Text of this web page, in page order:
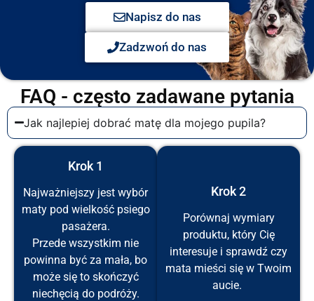
Napisz do nas
Zadzwoń do nas
FAQ - często zadawane pytania
Jak najlepiej dobrać matę dla mojego pupila?
Krok 1
Najważniejszy jest wybór
maty pod wielkość psiego
pasażera.
Przede wszystkim nie
powinna być za mała, bo
może się to skończyć
niechęcią do podróży.
Krok 2
Porównaj wymiary
produktu, który Cię
interesuje i sprawdź czy
mata mieści się w Twoim
aucie.